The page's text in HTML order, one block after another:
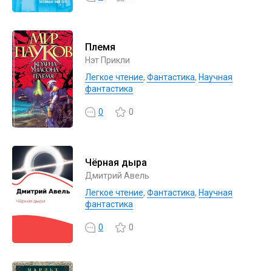
Племя
Нэт Прикли
Легкое чтение, Фантастика, Научная
фантастика
0 0
Чёрная дыра
Дмитрий Авель
Легкое чтение, Фантастика, Научная
фантастика
0 0